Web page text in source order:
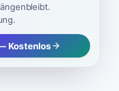
Kostenlos